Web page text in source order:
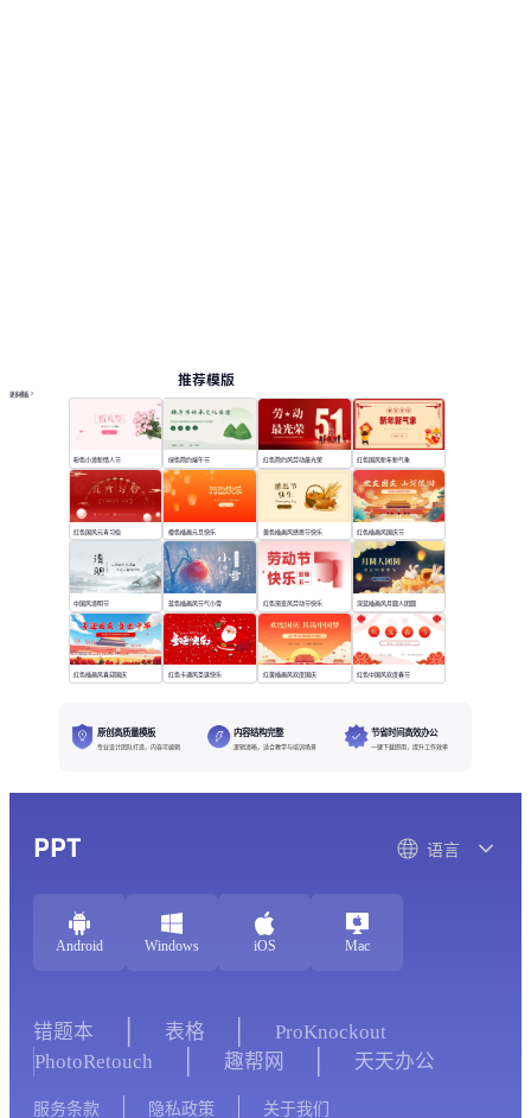
推荐模版
更多模板
粉色小清新情人节 绿色简约端午节 红色简约风劳动最光荣 红色国风新年新气象
红色国风元宵习俗 橙色插画元旦快乐 黄色插画风感恩节快乐 红色插画风国庆节
中国风清明节 蓝色插画风节气小雪 红色渐变风劳动节快乐 深蓝插画风月圆人团圆
红色插画风喜迎国庆 红色卡通风圣诞快乐 红黄插画风欢度国庆 红色中国风欢度春节
原创高质量模板
专业设计团队打造，内容可编辑
内容结构完整
逻辑清晰，适合教学与培训场景
节省时间高效办公
一键下载即用，提升工作效率
PPT 语言
Android Windows iOS Mac
错题本 表格
ProKnockout
PhotoRetouch
趣帮网 天天办公
服务条款 隐私政策 关于我们